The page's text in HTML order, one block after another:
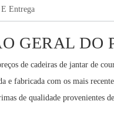
Entrega
GERAL DO
de cadeiras de jantar de
e fabricada com os mais
de qualidade provenientes